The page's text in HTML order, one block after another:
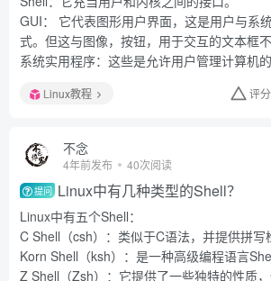
GUI： 它代表图形用户界面，这是用户与系
式。但这与图像，按钮，用于交互的文本框不
系统实用程序：这些是允许用户管理计算机
Linux教程 评分
不念
4年前发布 40次阅读
提问 Linux中有几种类型的Shell？
Linux中有五个Shell：
C Shell（csh）：类似于C语法，并提供拼写
Korn Shell（ksh）：是一种高级编程语言
Z Shell（Zsh）：它提供了一些独特的性质